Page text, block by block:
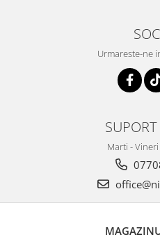
Urmareste-ne
Marti -